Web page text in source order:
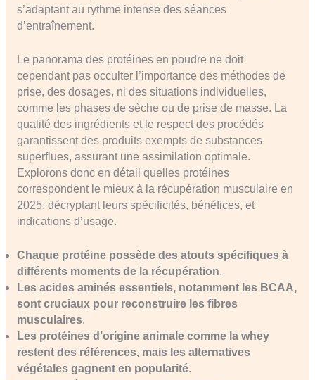
s’adaptant au rythme intense des séances
d’entraînement.
Le panorama des protéines en poudre ne doit
cependant pas occulter l’importance des méthodes de
prise, des dosages, ni des situations individuelles,
comme les phases de sèche ou de prise de masse. La
qualité des ingrédients et le respect des procédés
garantissent des produits exempts de substances
superflues, assurant une assimilation optimale.
Explorons donc en détail quelles protéines
correspondent le mieux à la récupération musculaire en
2025, décryptant leurs spécificités, bénéfices, et
indications d’usage.
Chaque protéine possède des atouts spécifiques à
différents moments de la récupération.
Les acides aminés essentiels, notamment les BCAA,
sont cruciaux pour reconstruire les fibres
musculaires.
Les protéines d’origine animale comme la whey
restent des références, mais les alternatives
végétales gagnent en popularité.